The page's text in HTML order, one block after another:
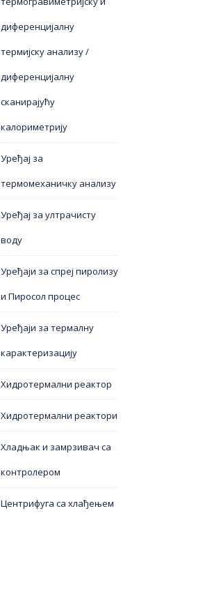
диференцијалну
термијску анализу /
диференцијалну
сканирајућу
калориметрију
Уређај за
термомеханичку анализу
Уређај за ултрачисту
воду
Уређаји за спреј пиролизу
и Пиросол процес
Уређаји за термалну
карактеризацију
Хидротермални реактор
Хидротермални реактори
Хладњак и замрзивач са
контролером
Центрифуга са хлађењем